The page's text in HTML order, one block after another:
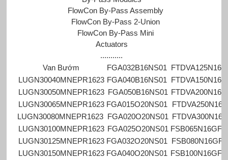
FlowCon By-Pass Assembly
FlowCon By-Pass 2-Union
FlowCon By-Pass Mini
Actuators
...........
Van Bướm
FGA032B16NS01
LUGN30040MNEPR1623 FGA040B16NS01
LUGN30050MNEPR1623 FGA050B16NS01
LUGN30065MNEPR1623 FGA015O20NS01
LUGN30080MNEPR1623 FGA020O20NS01
LUGN30100MNEPR1623 FGA025O20NS01
LUGN30125MNEPR1623 FGA032O20NS01
LUGN30150MNEPR1623 FGA040O20NS01